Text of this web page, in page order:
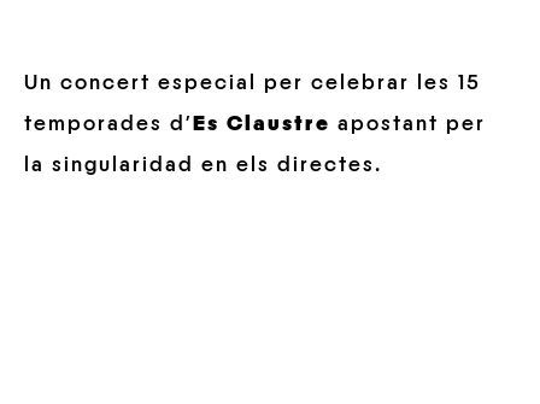
Un concert especial per celebrar les 15
temporades d’ Es Claustre apostant per
la singularidad en els directes.